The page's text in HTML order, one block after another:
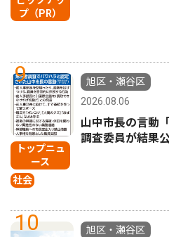
プ（PR）
9
トップニュ
ース
社会
旭区・瀬谷区
2026.08.06
山中市長の言動
調査委員が結果
10
旭区・瀬谷区